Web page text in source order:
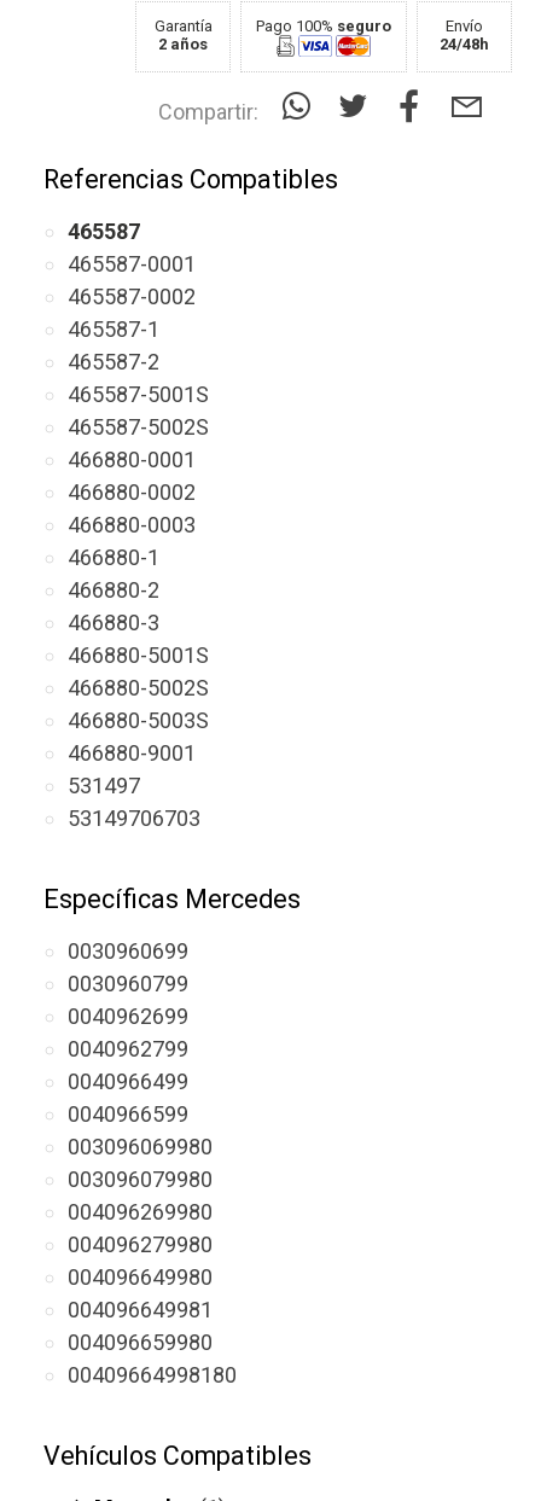
Garantía
2 años
Pago 100% seguro
Envío
24/48h
Compartir:
Referencias Compatibles
465587
465587-0001
465587-0002
465587-1
465587-2
465587-5001S
465587-5002S
466880-0001
466880-0002
466880-0003
466880-1
466880-2
466880-3
466880-5001S
466880-5002S
466880-5003S
466880-9001
531497
53149706703
Específicas Mercedes
0030960699
0030960799
0040962699
0040962799
0040966499
0040966599
003096069980
003096079980
004096269980
004096279980
004096649980
004096649981
004096659980
00409664998180
Vehículos Compatibles